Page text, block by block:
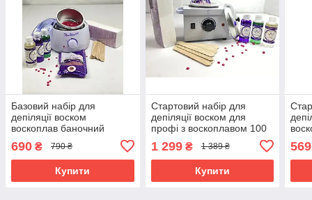
Базовий набір для
депіляції воском
воскоплав баночний
спрей шпателі папір віск
500гр гранули
690 ₴ 790 ₴
Купити
Стартовий набір для
депіляції воском для
профі з воскоплавом 100
Вт Konsung 408 008A віск
шпателі олія спреі
1 299₴ 1 389 ₴
Купити
569